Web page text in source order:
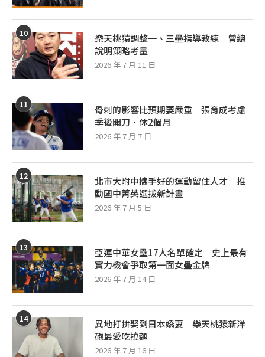
10
樂天桃猿調整一、三壘指導教練 曾總
說明策略考量
2026 年 7 月 11 日
11
骨刺的影響比預期要嚴重 張育成考慮
季後開刀、休2個月
2026 年 7 月 7 日
12
北市大附中攜手好的運動留住人才 推
動國中菁英選拔新計畫
2026 年 7 月 5 日
13
亞運中華女壘17人名單確定 史上最有
實力機會爭取第一面女壘金牌
2026 年 7 月 14 日
14
異地打拚娶到日本嬌妻 樂天桃猿新洋
砲最愛吃拉麵
2026 年 7 月 16 日